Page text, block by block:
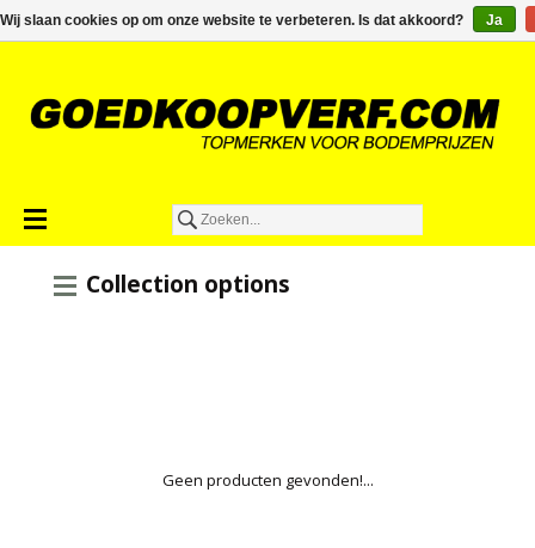
€0,00
Collection options
Geen producten gevonden!...
Wij slaan cookies op om onze website te verbeteren. Is dat akkoord? Ja